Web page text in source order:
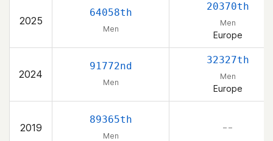
2025
64058th
Men
20370th
Men
Europe
2024
91772nd
Men
32327th
Men
Europe
2019
89365th
Men
– –